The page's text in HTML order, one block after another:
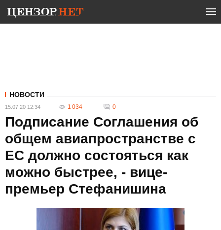
НОВОСТИ
15.07.20 12:34 1 034 0
Подписание Соглашения об
общем авиапространстве с
ЕС должно состояться как
можно быстрее, - вице-
премьер Стефанишина